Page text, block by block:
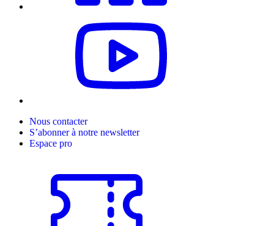
Nous contacter
S’abonner à notre newsletter
Espace pro